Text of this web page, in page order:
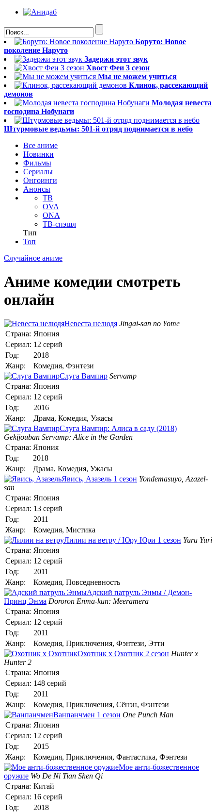
Боруто: Новое
поколение Наруто
Задержи этот звук
Хвост Феи 3 сезон
Мы не можем учиться
Клинок, рассекающий
демонов
Молодая невеста
господина Нобунаги
Штурмовые ведьмы: 501-й отряд поднимается в небо
Все аниме
Новинки
Фильмы
Сериалы
Онгоинги
Анонсы
ТВ
OVA
ONA
ТВ-спэшл
Тип
Топ
Случайное аниме
Аниме комедии смотреть
онлайн
Невеста нелюдя Jingai-san no Yome
Страна: Япония
Сериал: 12 серий
Год:
2018
Жанр:
Комедия, Фэнтези
Слуга Вампир Servamp
Страна: Япония
Сериал: 12 серий
Год:
2016
Жанр:
Драма, Комедия, Ужасы
Слуга Вампир: Алиса в саду (2018)
Gekijouban Servamp: Alice in the Garden
Страна: Япония
Год:
2018
Жанр:
Драма, Комедия, Ужасы
Явись, Азазель 1 сезон Yondemasuyo, Azazel-
san
Страна: Япония
Сериал: 13 серий
Год:
2011
Жанр:
Комедия, Мистика
Лилии на ветру / Юру Юри 1 сезон Yuru Yuri
Страна: Япония
Сериал: 12 серий
Год:
2011
Жанр:
Комедия, Повседневность
Адский патруль Энмы / Демон-
Принц Энма Dororon Enma-kun: Meeramera
Страна: Япония
Сериал: 12 серий
Год:
2011
Жанр:
Комедия, Приключения, Фэнтези, Этти
Охотник х Охотник 2 сезон Hunter x
Hunter 2
Страна: Япония
Сериал: 148 серий
Год:
2011
Жанр:
Комедия, Приключения, Сёнэн, Фэнтези
Ванпанчмен 1 сезон One Punch Man
Страна: Япония
Сериал: 12 серий
Год:
2015
Жанр:
Комедия, Приключения, Фантастика, Фэнтези
Мое анти-божественное
оружие Wo De Ni Tian Shen Qi
Страна: Китай
Сериал: 16 серий
Год:
2018